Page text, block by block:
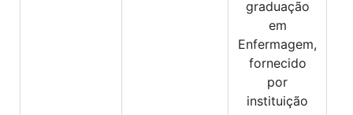
graduação
em
Enfermagem,
fornecido
por
instituição